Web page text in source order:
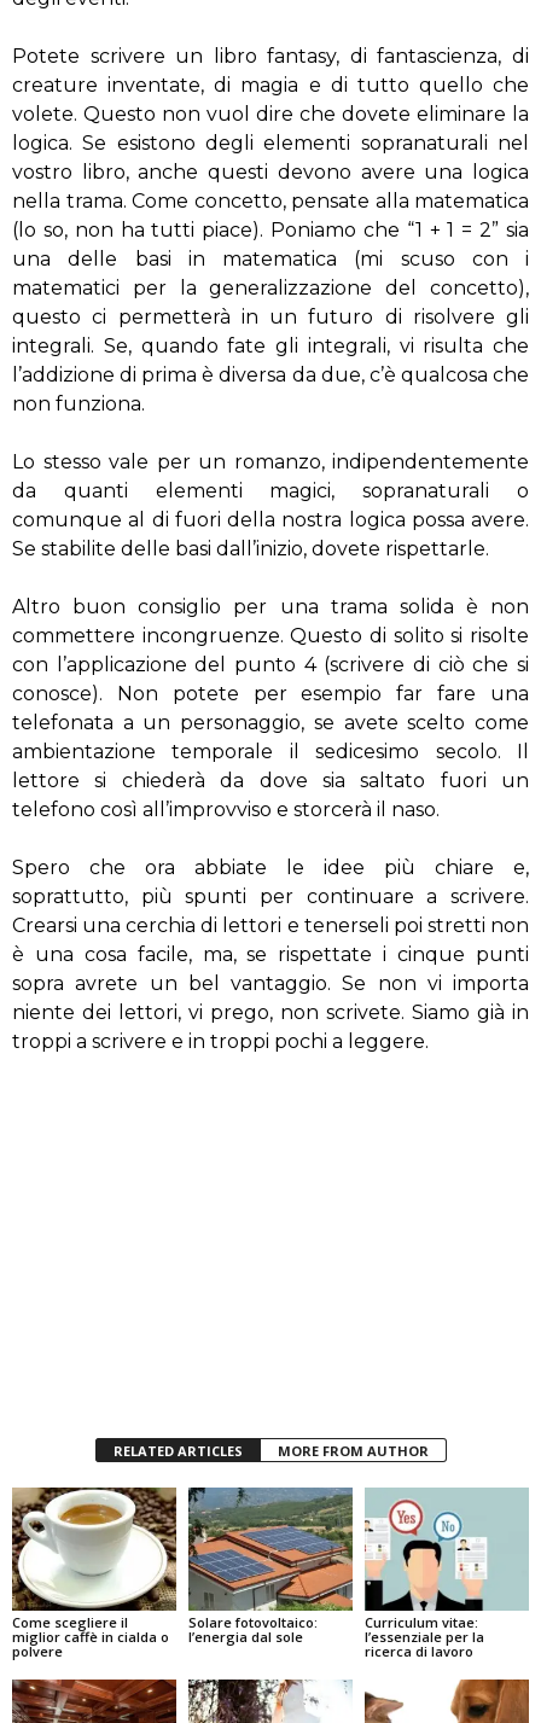
Potete scrivere un libro fantasy, di fantascienza, di
creature inventate, di magia e di tutto quello che
volete. Questo non vuol dire che dovete eliminare la
logica. Se esistono degli elementi sopranaturali nel
vostro libro, anche questi devono avere una logica
nella trama. Come concetto, pensate alla matematica
(lo so, non ha tutti piace). Poniamo che “1 + 1 = 2” sia
una delle basi in matematica (mi scuso con i
matematici per la generalizzazione del concetto),
questo ci permetterà in un futuro di risolvere gli
integrali. Se, quando fate gli integrali, vi risulta che
l’addizione di prima è diversa da due, c’è qualcosa che
non funziona.
Lo stesso vale per un romanzo, indipendentemente
da quanti elementi magici, sopranaturali o
comunque al di fuori della nostra logica possa avere.
Se stabilite delle basi dall’inizio, dovete rispettarle.
Altro buon consiglio per una trama solida è non
commettere incongruenze. Questo di solito si risolte
con l’applicazione del punto 4 (scrivere di ciò che si
conosce). Non potete per esempio far fare una
telefonata a un personaggio, se avete scelto come
ambientazione temporale il sedicesimo secolo. Il
lettore si chiederà da dove sia saltato fuori un
telefono così all’improvviso e storcerà il naso.
Spero che ora abbiate le idee più chiare e,
soprattutto, più spunti per continuare a scrivere.
Crearsi una cerchia di lettori e tenerseli poi stretti non
è una cosa facile, ma, se rispettate i cinque punti
sopra avrete un bel vantaggio. Se non vi importa
niente dei lettori, vi prego, non scrivete. Siamo già in
troppi a scrivere e in troppi pochi a leggere.
RELATED ARTICLES MORE FROM AUTHOR
Come scegliere il
miglior caffè in cialda o
polvere
Solare fotovoltaico:
l’energia dal sole
Curriculum vitae:
l’essenziale per la
ricerca di lavoro